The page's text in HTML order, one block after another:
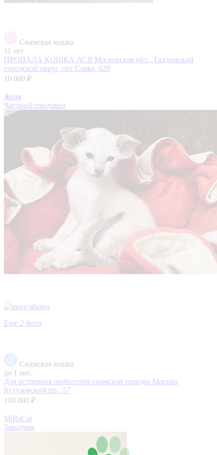
Сиамская кошка
11 лет
ПРОПАЛА КОШКА АСЯ Московская обл., Талдомский
городской округ, снт Слава, 629
10 000 ₽
Женя
Частный продавец
Еще 2 фото
Сиамская кошка
до 1 мес.
Для истинных любителей сиамской породы Москва,
Кутузовский пр., 57
100 000 ₽
MiRaCat
Заводчик